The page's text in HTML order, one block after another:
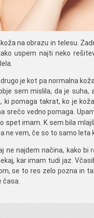
na obrazu in telesu.
uspem najti neko
je kot pa normalna
sem mislila, da je
pomaga takrat, ko je
srečo vedno pomaga.
spet imam. K sem bila
ne vem, če so to samo leta
ne najdem načina, kako
kar imam tudi jaz.
se to res zelo pozna in
časa.